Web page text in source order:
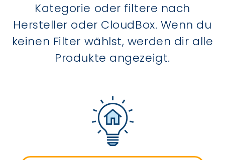
Kategorie oder filtere nach
Hersteller oder CloudBox. Wenn du
keinen Filter wählst, werden dir alle
Produkte angezeigt.